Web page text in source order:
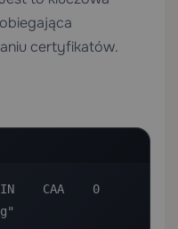
certyfikatów.
IN    CAA    0